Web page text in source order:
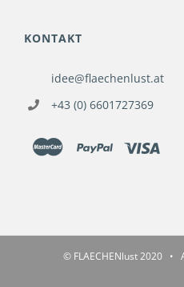
KONTAKT
idee@flaechenlust.at
+43 (0) 6601727369
© FLAECHENlust 2020 •